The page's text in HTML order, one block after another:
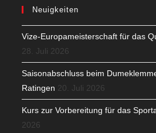
Neuigkeiten
Vize-Europameisterschaft für das
28. Juli 2026
Saisonabschluss beim
Ratingen 20. Juli 2026
Kurs zur Vorbereitung für das
2026